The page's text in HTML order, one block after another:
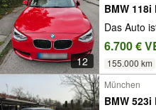
12
BMW 118i
Das Auto
6.700 €
155.000 km
München
BMW